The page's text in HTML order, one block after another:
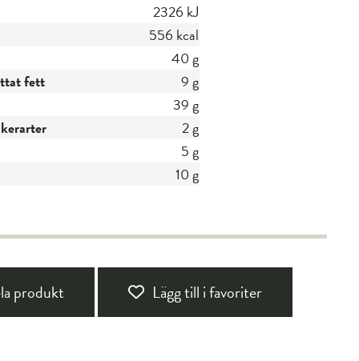
2326 kJ
556 kcal
40 g
fett
9 g
39 g
2 g
5 g
10 g
produkt Lägg till i favoriter